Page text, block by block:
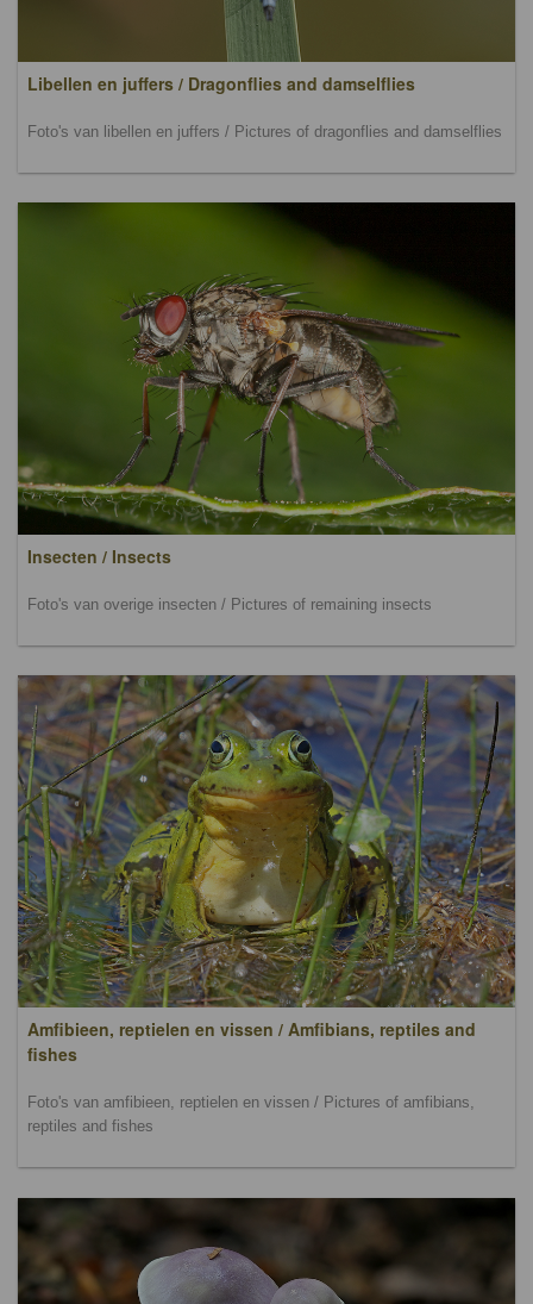
Libellen en juffers / Dragonflies and damselflies
Foto's van libellen en juffers / Pictures of dragonflies and damselflies
Insecten / Insects
Foto's van overige insecten / Pictures of remaining insects
Amfibieen, reptielen en vissen / Amfibians, reptiles and
fishes
Foto's van amfibieen, reptielen en vissen / Pictures of amfibians,
reptiles and fishes